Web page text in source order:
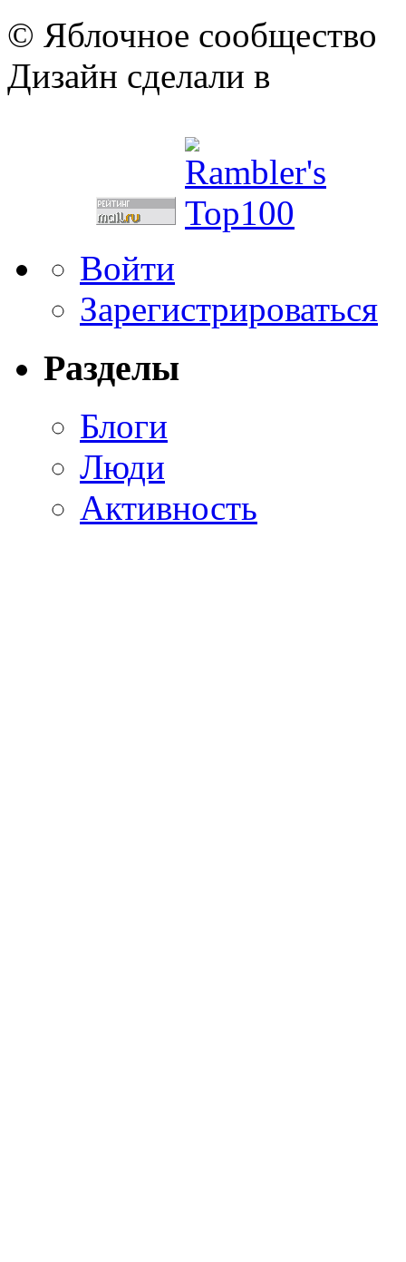
© Яблочное сообщество
Дизайн сделали в
Войти
Зарегистрироваться
Разделы
Блоги
Люди
Активность